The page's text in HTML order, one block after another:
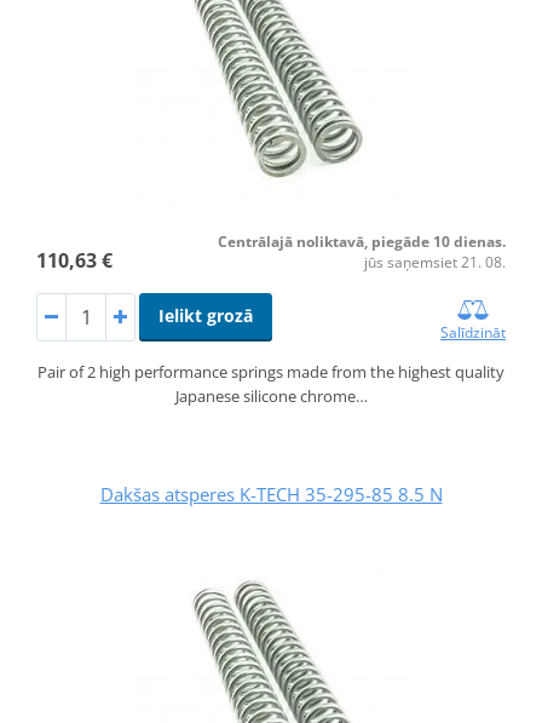
110,63 €
Centrālajā noliktavā, piegāde 10 dienas.
jūs saņemsiet 21. 08.
Ielikt grozā
Salīdzināt
Pair of 2 high performance springs made from the highest quality
Japanese silicone chrome…
Dakšas atsperes K-TECH 35-295-85 8.5 N